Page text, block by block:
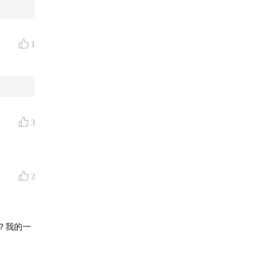
给更
定退休
1
3
2
我的一